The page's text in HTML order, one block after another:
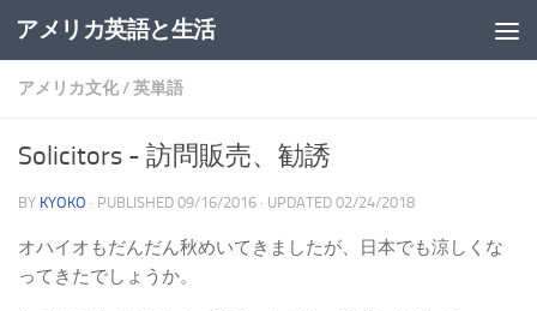
アメリカ英語と生活
アメリカ文化/英単語
Solicitors - 訪問販売、勧誘
BY KYOKO · PUBLISHED 09/16/2016 · UPDATED 02/24/2018
オハイオもだんだん秋めいてきましたが、日本でも涼しくな
ってきたでしょうか。